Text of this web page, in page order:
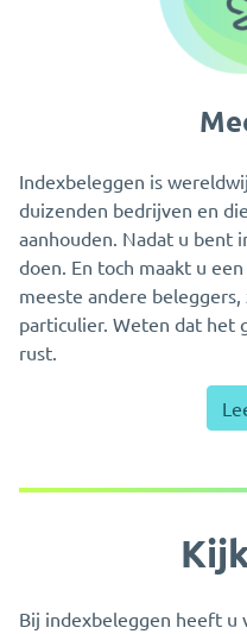
Indexbeleggen is
duizenden bedrijven en
aanhouden. Nadat u bent
doen. En toch maakt u
meeste andere
particulier. Weten dat het
rust.
Bij indexbeleggen heeft u